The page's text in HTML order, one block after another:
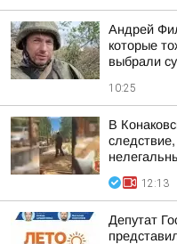
Андрей
которые
выбрали
10:25
В
12:13
Депутат